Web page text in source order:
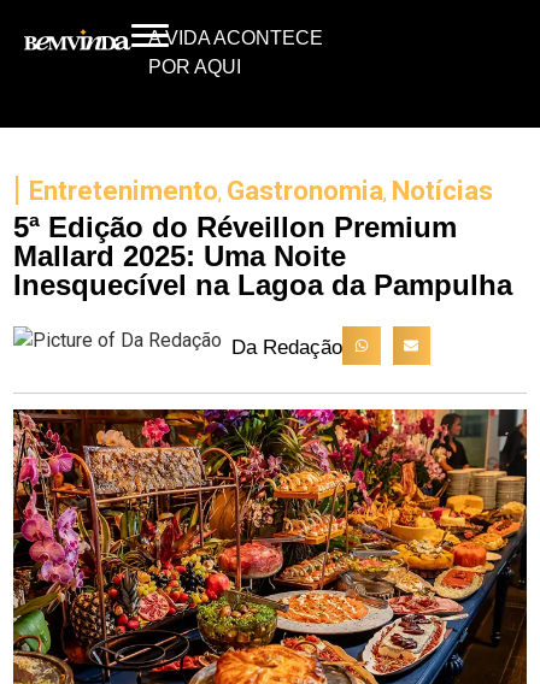
A VIDA ACONTECE
POR AQUI
| Entretenimento, Gastronomia, Notícias
5ª Edição do Réveillon Premium
Mallard 2025: Uma Noite
Inesquecível na Lagoa da Pampulha
Da Redação